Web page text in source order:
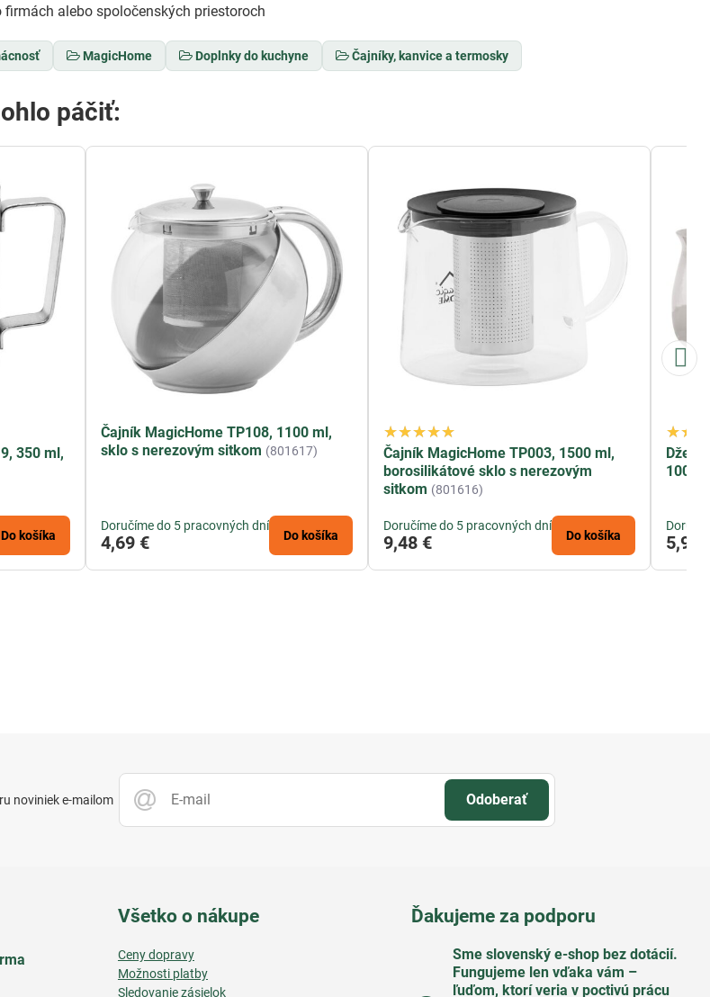
alebo spoločenských priestoroch
MagicHome Doplnky do kuchyne Čajníky, kanvice a termosky
páčiť:
350 ml,
Do košíka
Čajník MagicHome TP108, 1100 ml,
sklo s nerezovým sitkom (801617)
Doručíme do 5 pracovných dní
4,69 € Do košíka
Čajník MagicHome TP003, 1500 ml,
borosilikátové sklo s nerezovým
sitkom (801616)
Doručíme do 5 pracovných dní
9,48 € Do košíka
1000
5,99
Odoberať
noviniek e-mailom
Všetko o nákupe
Ceny dopravy
Možnosti platby
Sledovanie zásielok
Ďakujeme za podporu
Sme slovenský e-shop bez dotácií​.
Fungujeme len vďaka vám –
ľuďom, ktorí veria v poctivú prácu